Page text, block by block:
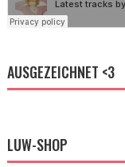
AUSGEZEICHNET <3
LUW-SHOP